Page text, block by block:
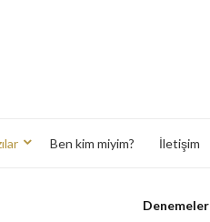
Ben kim miyim? İletişim
Denemeler